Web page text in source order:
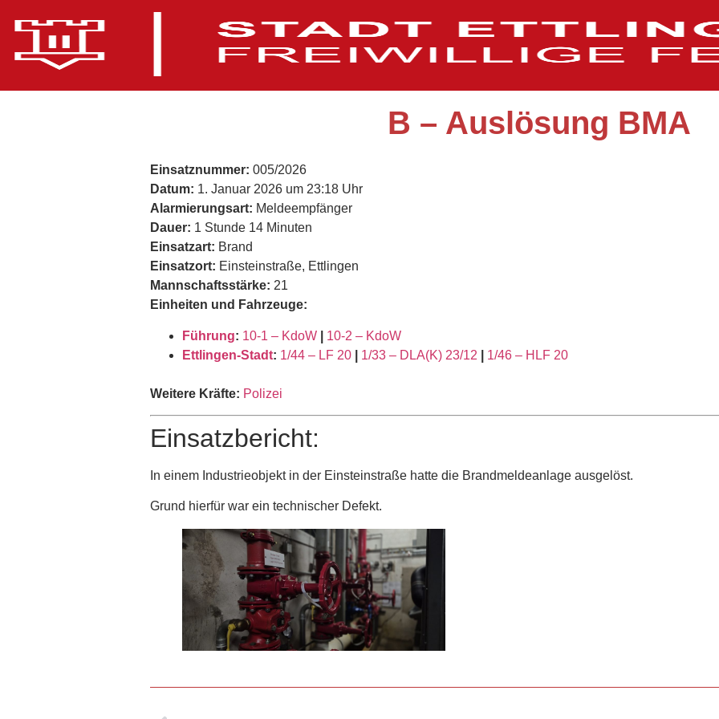
B – Auslösung BMA
Einsatznummer: 005/2026
Datum: 1. Januar 2026 um 23:18 Uhr
Alarmierungsart: Meldeempfänger
Dauer: 1 Stunde 14 Minuten
Einsatzart: Brand
Einsatzort: Einsteinstraße, Ettlingen
Mannschaftsstärke: 21
Einheiten und Fahrzeuge:
Führung: 10-1 – KdoW
10-2 – KdoW
Ettlingen-Stadt: 1/44 – LF 20 1/33 – DLA(K) 23/12 1/46 – HLF 20
Weitere Kräfte: Polizei
Einsatzbericht:
In einem Industrieobjekt in der Einsteinstraße hatte die Brandmeldeanlage ausgelöst.
Grund hierfür war ein technischer Defekt.